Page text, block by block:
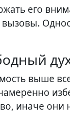
его
выше
иначе они